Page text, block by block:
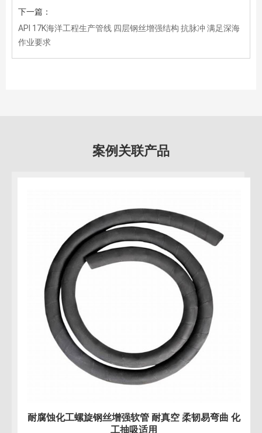
下一篇：
API 17K海洋工程生产管线 四层钢丝增强结构 抗脉冲 满足深海
作业要求
案例关联产品
曲 化
耐腐蚀化工大口径橡胶软管 内衬丁基橡胶 耐
及强氧化剂